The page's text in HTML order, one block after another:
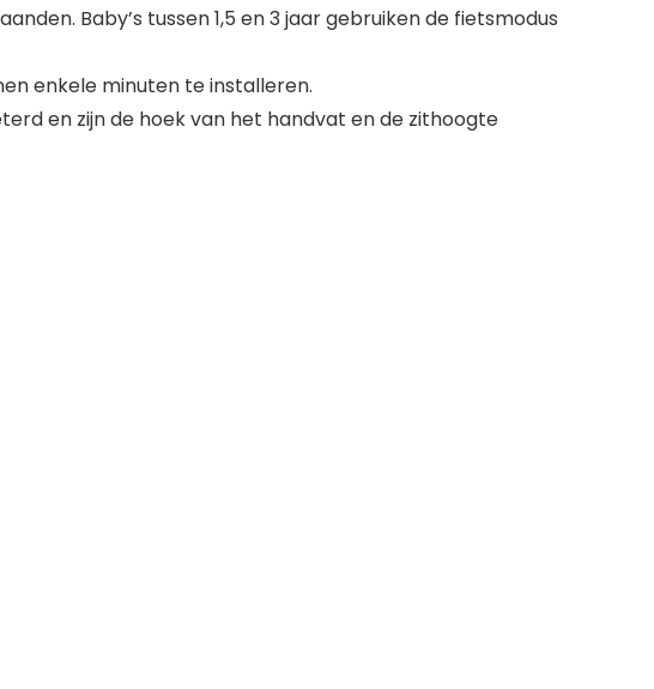
Baby’s tussen 1,5 en 3 jaar gebruiken de fietsmodus
enkele minuten te installeren.
en zijn de hoek van het handvat en de zithoogte